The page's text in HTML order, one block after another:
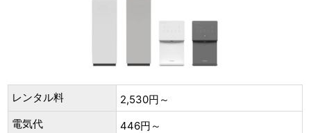
レンタル料
2,530円～
電気代
446円～